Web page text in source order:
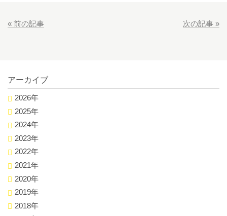
« 前の記事 次の記事 »
アーカイブ
2026年
2025年
2024年
2023年
2022年
2021年
2020年
2019年
2018年